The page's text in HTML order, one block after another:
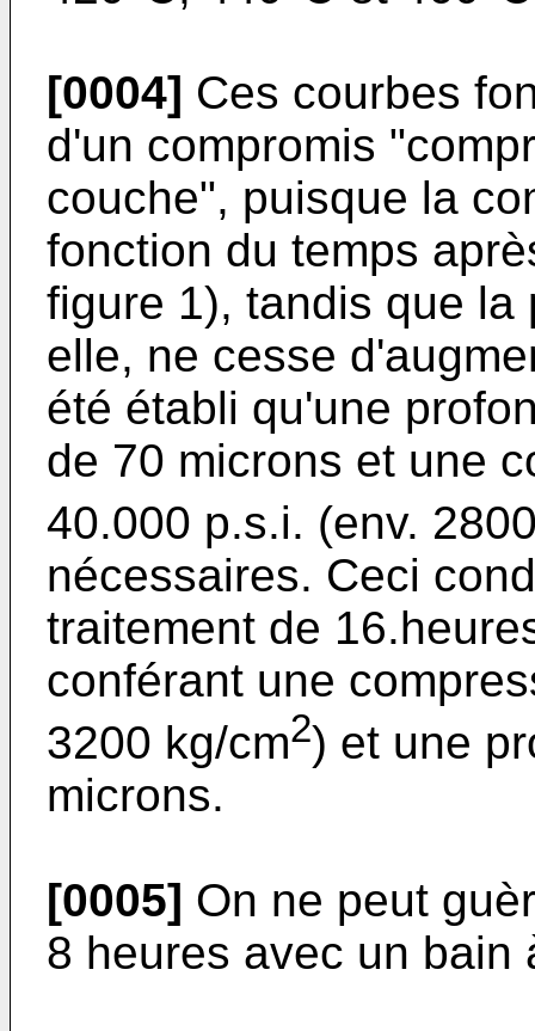
[0004] Ces courbes
d'un compromis
couche", puisque la
fonction du temps
figure 1), tandis que la
elle, ne cesse
été établi qu'une
de 70 microns et une
40.000 p.s.i. (env.
nécessaires. Ceci
traitement de
conférant une
3200 kg/cm2) et une
microns.
[0005] On ne peut
8 heures avec un bain